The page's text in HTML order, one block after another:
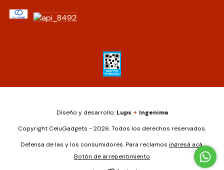
Diseño y desarrollo: Lups + Ingenima
Copyright CeluGadgets - 2026. Todos los derechos reservados.
Defensa de las y los consumidores. Para reclamos ingresá acá.
Botón de arrepentimiento